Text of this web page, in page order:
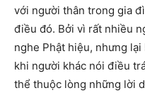
với người thân trong gia
điều đó. Bởi vì rất nhiều
nghe Phật hiệu, nhưng
khi người khác nói điều
thể thuộc lòng những lời